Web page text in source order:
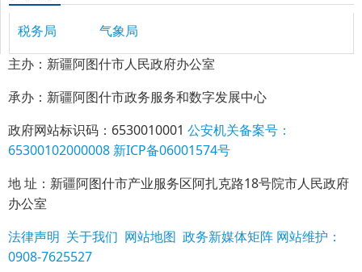
税务局
气象局
主办：新疆阿图什市人民政府办公室
承办：新疆阿图什市政务服务和数字发展中心
政府网站标识码：6530010001 公安机关备案号：
65300102000008 新ICP备06001574号
地 址：新疆阿图什市产业服务区阿扎克路18号院市人民政府
办公室
法律声明 关于我们 网站地图 政务新媒体矩阵 网站维护：
0908-7625527